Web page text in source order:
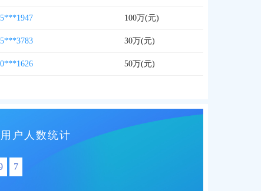
100万(元)
30万(元)
50万(元)
户人数统计
7